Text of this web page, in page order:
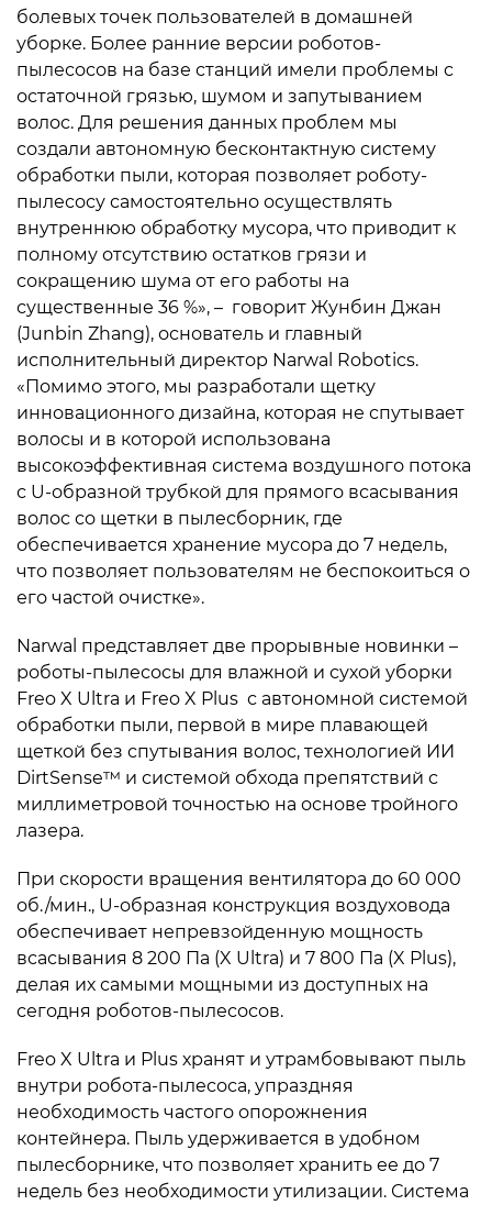
болевых точек пользователей в домашней
уборке. Более ранние версии роботов-
пылесосов на базе станций имели проблемы с
остаточной грязью, шумом и запутыванием
волос. Для решения данных проблем мы
создали автономную бесконтактную систему
обработки пыли, которая позволяет роботу-
пылесосу самостоятельно осуществлять
внутреннюю обработку мусора, что приводит к
полному отсутствию остатков грязи и
сокращению шума от его работы на
существенные 36 %», – говорит Жунбин Джан
(Junbin Zhang), основатель и главный
исполнительный директор Narwal Robotics.
«Помимо этого, мы разработали щетку
инновационного дизайна, которая не спутывает
волосы и в которой использована
высокоэффективная система воздушного потока
с U-образной трубкой для прямого всасывания
волос со щетки в пылесборник, где
обеспечивается хранение мусора до 7 недель,
что позволяет пользователям не беспокоиться о
его частой очистке».
Narwal представляет две прорывные новинки –
роботы-пылесосы для влажной и сухой уборки
Freo X Ultra и Freo X Plus с автономной системой
обработки пыли, первой в мире плавающей
щеткой без спутывания волос, технологией ИИ
DirtSense™ и системой обхода препятствий с
миллиметровой точностью на основе тройного
лазера.
При скорости вращения вентилятора до 60 000
об./мин., U-образная конструкция воздуховода
обеспечивает непревзойденную мощность
всасывания 8 200 Па (X Ultra) и 7 800 Па (X Plus),
делая их самыми мощными из доступных на
сегодня роботов-пылесосов.
Freo X Ultra и Plus хранят и утрамбовывают пыль
внутри робота-пылесоса, упраздняя
необходимость частого опорожнения
контейнера. Пыль удерживается в удобном
пылесборнике, что позволяет хранить ее до 7
недель без необходимости утилизации. Система